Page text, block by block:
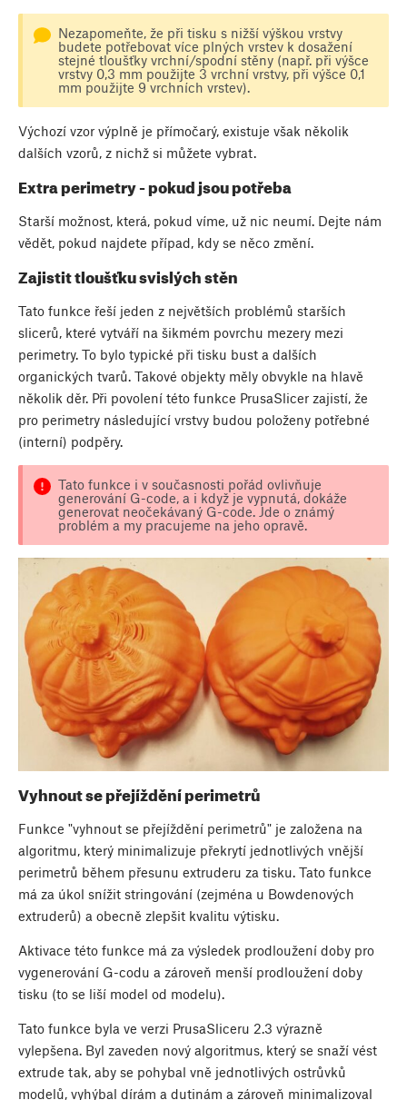
Nezapomeňte, že při tisku s nižší výškou vrstvy
budete potřebovat více plných vrstev k dosažení
stejné tloušťky vrchní/spodní stěny (např. při výšce
vrstvy 0,3 mm použijte 3 vrchní vrstvy, při výšce 0,1
mm použijte 9 vrchních vrstev).
Výchozí vzor výplně je přímočarý, existuje však několik
dalších vzorů, z nichž si můžete vybrat.
Extra perimetry - pokud jsou potřeba
Starší možnost, která, pokud víme, už nic neumí. Dejte nám
vědět, pokud najdete případ, kdy se něco změní.
Zajistit tloušťku svislých stěn
Tato funkce řeší jeden z největších problémů starších
slicerů, které vytváří na šikmém povrchu mezery mezi
perimetry. To bylo typické při tisku bust a dalších
organických tvarů. Takové objekty měly obvykle na hlavě
několik děr. Při povolení této funkce PrusaSlicer zajistí, že
pro perimetry následující vrstvy budou položeny potřebné
(interní) podpěry.
Tato funkce i v současnosti pořád ovlivňuje
generování G-code, a i když je vypnutá, dokáže
generovat neočekávaný G-code. Jde o známý
problém a my pracujeme na jeho opravě.
Vyhnout se přejíždění perimetrů
Funkce "vyhnout se přejíždění perimetrů" je založena na
algoritmu, který minimalizuje překrytí jednotlivých vnější
perimetrů během přesunu extruderu za tisku. Tato funkce
má za úkol snížit stringování (zejména u Bowdenových
extruderů) a obecně zlepšit kvalitu výtisku.
Aktivace této funkce má za výsledek prodloužení doby pro
vygenerování G-codu a zároveň menší prodloužení doby
tisku (to se liší model od modelu).
Tato funkce byla ve verzi PrusaSliceru 2.3 výrazně
vylepšena. Byl zaveden nový algoritmus, který se snaží vést
extrude tak, aby se pohybal vně jednotlivých ostrůvků
modelů, vyhýbal dírám a dutinám a zároveň minimalizoval